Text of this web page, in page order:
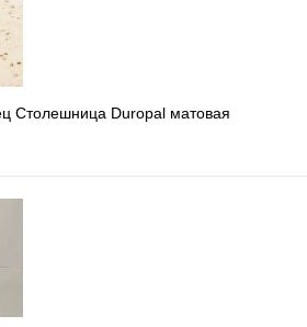
Столешница Duropal матовая